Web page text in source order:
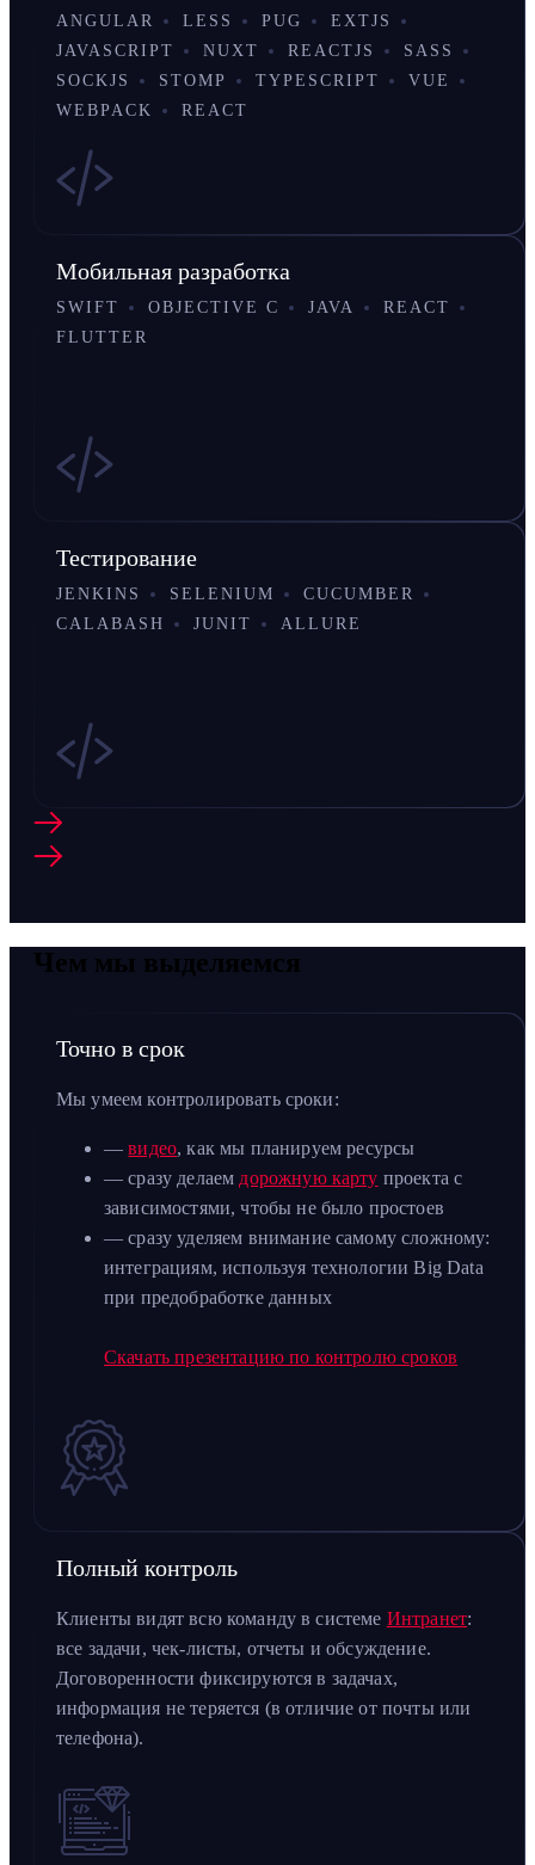
ANGULAR LESS PUG
EXTJS
JAVASCRIPT
NUXT REACTJS
SASS
SOCKJS
STOMP TYPESCRIPT
VUE
WEBPACK
REACT
Мобильная разработка
SWIFT OBJECTIVE C JAVA
REACT
FLUTTER
Тестирование
JENKINS SELENIUM
CUCUMBER
CALABASH
JUNIT ALLURE
Чем мы выделяемся
Точно в срок
Мы умеем контролировать сроки:
—видео, как мы планируем ресурсы
— сразу делаем дорожную карту проекта с
зависимостями, чтобы не было простоев
— сразу уделяем внимание самому сложному:
интеграциям, используя технологии Big Data
при предобработке данных
Скачать презентацию по контролю сроков
Полный контроль
Клиенты видят всю команду в системе Интранет:
все задачи, чек-листы, отчеты и обсуждение.
Договоренности фиксируются в задачах,
информация не теряется (в отличие от почты или
телефона).